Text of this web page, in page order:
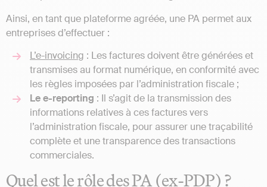
Ainsi, en tant que plateforme agréée, une PA permet aux
entreprises d’effectuer :
L’e-invoicing : Les factures doivent être générées et
transmises au format numérique, en conformité avec
les règles imposées par l’administration fiscale ;
Le e-reporting : Il s’agit de la transmission des
informations relatives à ces factures vers
l’administration fiscale, pour assurer une traçabilité
complète et une transparence des transactions
commerciales.
Quel est le rôle des PA (ex-PDP) ?